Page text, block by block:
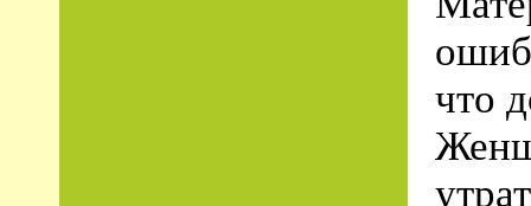
что